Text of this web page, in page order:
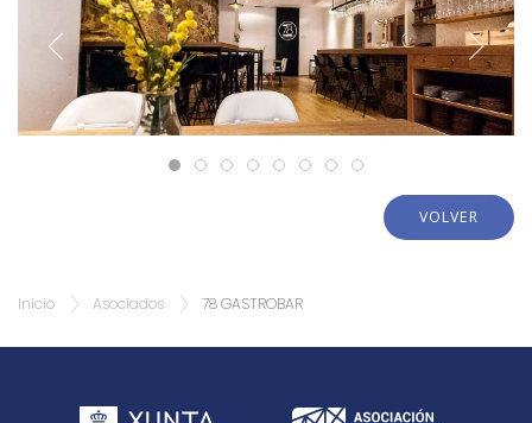
VOLVER
Inicio Asociados 78 GASTROBAR